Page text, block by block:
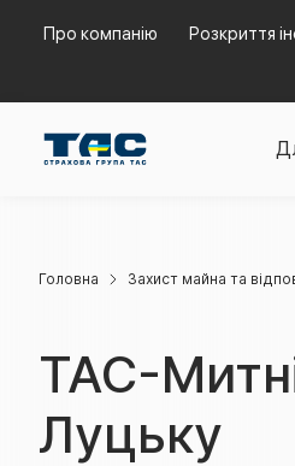
Про компанію Розкриття
Головна Захист майна та
ТАС-Митні
Луцьку